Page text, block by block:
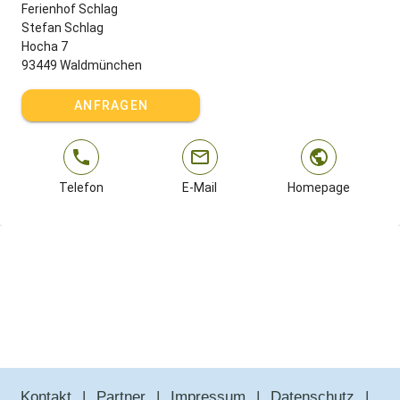
Ferienhof Schlag
Stefan Schlag
Hocha 7
93449 Waldmünchen
ANFRAGEN
Telefon E-Mail Homepage